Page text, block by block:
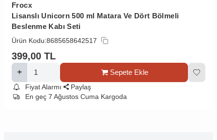
Frocx
Lisanslı Unicorn 500 ml Matara Ve Dört Bölmeli
Beslenme Kabı Seti
Ürün Kodu:8685658642517
399,00 TL
Sepete Ekle
Fiyat Alarmı
Paylaş
En geç 7 Ağustos Cuma Kargoda